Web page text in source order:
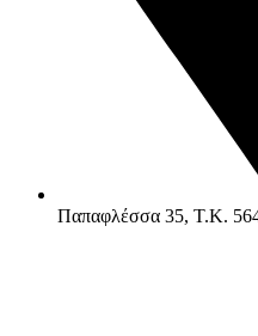
Παπαφλέσσα 35, Τ.Κ.